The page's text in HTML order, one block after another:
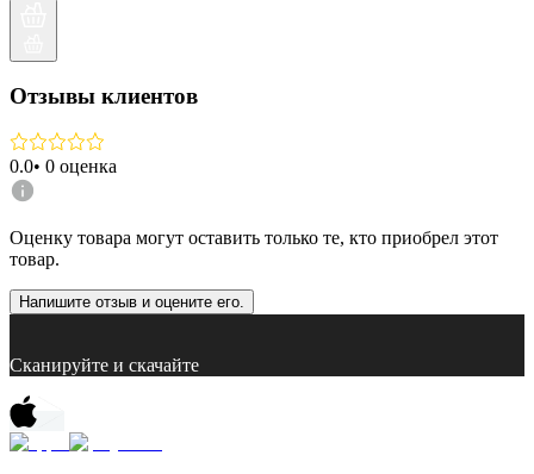
Отзывы клиентов
0.0• 0 оценка
Оценку товара могут оставить только те, кто приобрел этот
товар.
Напишите отзыв и оцените его.
Сканируйте и скачайте